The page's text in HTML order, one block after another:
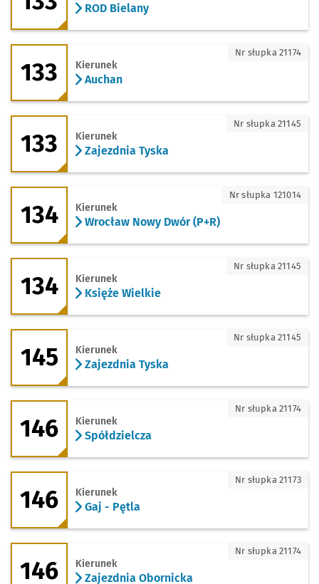
ROD Bielany
133 - kierunek Auchan
133 Kierunek
Auchan
Nr słupka 21174
133 - kierunek Zajezdnia Tyska
133 Kierunek
Zajezdnia Tyska
Nr słupka 21145
134 - kierunek Wrocław Nowy Dwór
134 Kierunek
Wrocław Nowy Dwór (P+R)
Nr słupka 121014
134 - kierunek Księże Wielkie
134 Kierunek
Księże Wielkie
Nr słupka 21145
145 - kierunek Zajezdnia Tyska
145 Kierunek
Zajezdnia Tyska
Nr słupka 21145
146 - kierunek Spółdzielcza
146 Kierunek
Spółdzielcza
Nr słupka 21174
146 - kierunek Gaj - Pętla
146 Kierunek
Gaj - Pętla
Nr słupka 21173
146 - kierunek Zajezdnia Obornicka
146 Kierunek
Zajezdnia Obornicka
Nr słupka 21174